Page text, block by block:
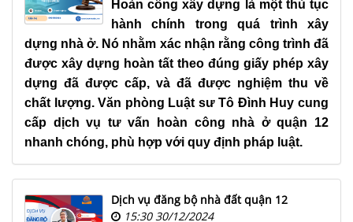
Hoàn công xây dựng là một thủ tục
hành chính trong quá trình xây
dựng nhà ở. Nó nhằm xác nhận rằng công trình đã
được xây dựng hoàn tất theo đúng giấy phép xây
dựng đã được cấp, và đã được nghiệm thu về
chất lượng. Văn phòng Luật sư Tô Đình Huy cung
cấp dịch vụ tư vấn hoàn công nhà ở quận 12
nhanh chóng, phù hợp với quy định pháp luật.
Dịch vụ đăng bộ nhà đất quận 12
15:30 30/12/2024